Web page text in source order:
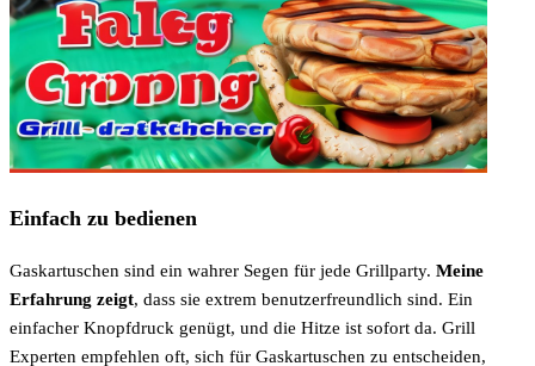
Einfach zu bedienen
Gaskartuschen sind ein wahrer Segen für jede Grillparty. Meine
Erfahrung zeigt, dass sie extrem benutzerfreundlich sind. Ein
einfacher Knopfdruck genügt, und die Hitze ist sofort da. Grill
Experten empfehlen oft, sich für Gaskartuschen zu entscheiden,